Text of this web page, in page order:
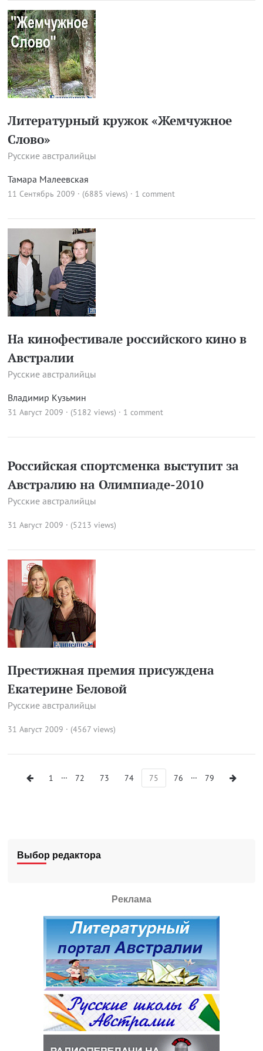
Литературный кружок «Жемчужное
Слово»
Русские австралийцы
Тамара Малеевская
11 Сентябрь 2009 · (6885 views) · 1 comment
На кинофестивале российского кино в
Австралии
Русские австралийцы
Владимир Кузьмин
31 Август 2009 · (5182 views) · 1 comment
Российская спортсменка выступит за
Австралию на Олимпиаде-2010
Русские австралийцы
31 Август 2009 · (5213 views)
Престижная премия присуждена
Екатерине Беловой
Русские австралийцы
31 Август 2009 · (4567 views)
1 … 72 73 74 75 76 … 79
Выбор редактора
Реклама